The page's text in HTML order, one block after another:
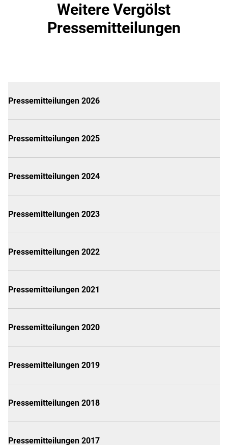
Weitere Vergölst
Pressemitteilungen
Pressemitteilungen 2026
Pressemitteilungen 2025
Pressemitteilungen 2024
Pressemitteilungen 2023
Pressemitteilungen 2022
Pressemitteilungen 2021
Pressemitteilungen 2020
Pressemitteilungen 2019
Pressemitteilungen 2018
Pressemitteilungen 2017